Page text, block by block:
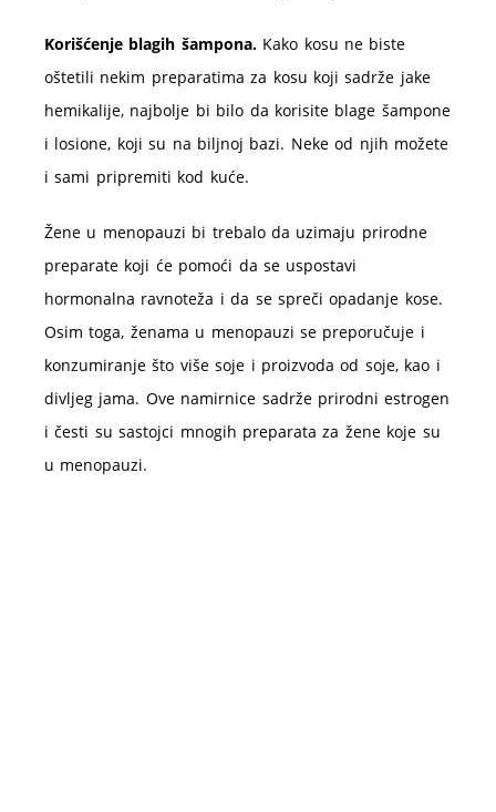
Korišćenje blagih šampona.Kako kosu ne biste
oštetili nekim preparatima za kosu koji sadrže jake
hemikalije, najbolje bi bilo da korisite blage šampone
i losione, koji su na biljnoj bazi. Neke od njih možete
i sami pripremiti kod kuće.
Žene u menopauzi bi trebalo da uzimaju prirodne
preparate koji će pomoći da se uspostavi
hormonalna ravnoteža i da se spreči opadanje kose.
Osim toga, ženama u menopauzi se preporučuje i
konzumiranje što više soje i proizvoda od soje, kao i
divljeg jama. Ove namirnice sadrže prirodni estrogen
i česti su sastojci mnogih preparata za žene koje su
u menopauzi.